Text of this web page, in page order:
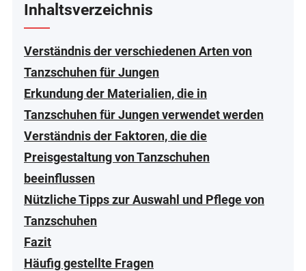
Inhaltsverzeichnis
Verständnis der verschiedenen Arten von
Tanzschuhen für Jungen
Erkundung der Materialien, die in
Tanzschuhen für Jungen verwendet werden
Verständnis der Faktoren, die die
Preisgestaltung von Tanzschuhen
beeinflussen
Nützliche Tipps zur Auswahl und Pflege von
Tanzschuhen
Fazit
Häufig gestellte Fragen